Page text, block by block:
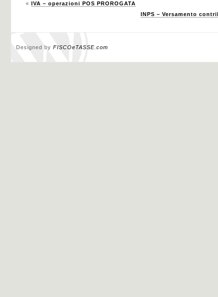
« IVA – operazioni POS PROROGATA
INPS – Versamento
Designed by FISCOeTASSE.com